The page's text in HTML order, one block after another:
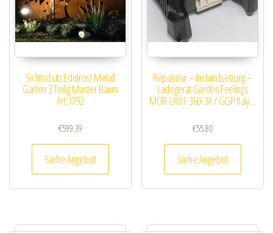
Sichtschutz Edelrost Metall
Garten 3 Teilig Muster Baum
Art.1792
€599.39
Siehe Angebot
Reparatur – Instandsetzung –
Ladegerät Garden Feelings
MOR-LR01-360-3A / GGP Italy…
€55.80
Siehe Angebot